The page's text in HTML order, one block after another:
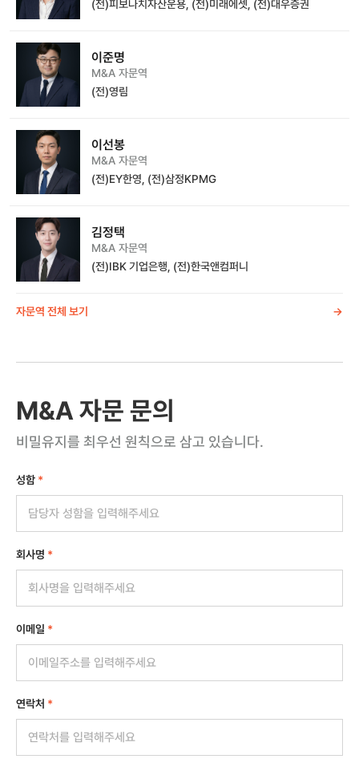
(전)피보나치자산운용, (전)미래에셋, (전)대우증권
이준명
M&A 자문역
(전)영림
이선봉
M&A 자문역
(전)EY한영, (전)삼정KPMG
김정택
M&A 자문역
(전)IBK 기업은행, (전)한국앤컴퍼니
자문역 전체 보기 ->
M&A 자문 문의
비밀유지를 최우선 원칙으로 삼고 있습니다.
성함 *
회사명 *
이메일 *
연락처 *